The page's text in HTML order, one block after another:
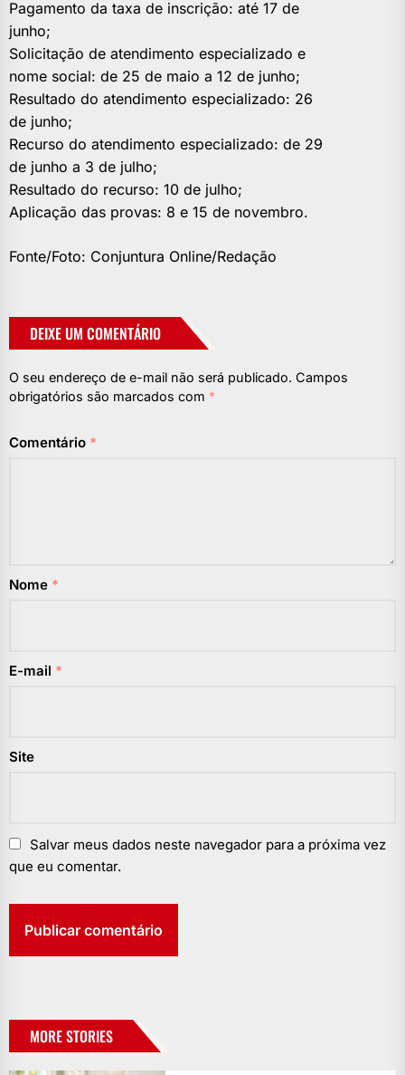
Pagamento da taxa de inscrição: até 17 de
junho;
Solicitação de atendimento especializado e
nome social: de 25 de maio a 12 de junho;
Resultado do atendimento especializado: 26
de junho;
Recurso do atendimento especializado: de 29
de junho a 3 de julho;
Resultado do recurso: 10 de julho;
Aplicação das provas: 8 e 15 de novembro.
Fonte/Foto: Conjuntura Online/Redação
DEIXE UM COMENTÁRIO
O seu endereço de e-mail não será publicado. Campos
obrigatórios são marcados com *
Comentário *
Nome *
E-mail *
Site
Salvar meus dados neste navegador para a próxima vez
que eu comentar.
MORE STORIES